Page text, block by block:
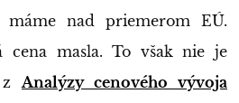
nad priemerom EÚ.
cena masla. To však nie je
zAnalýzy cenového vývoja